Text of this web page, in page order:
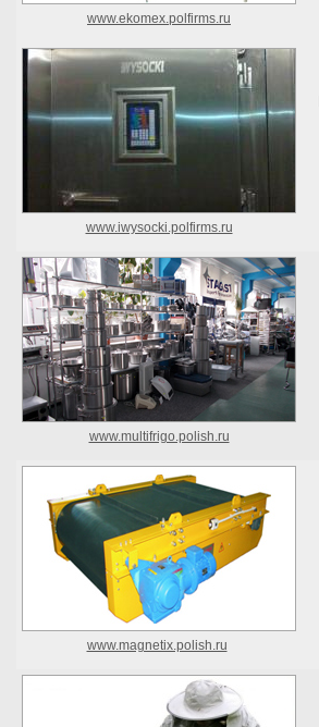
www.ekomex.polfirms.ru
www.iwysocki.polfirms.ru
www.multifrigo.polish.ru
www.magnetix.polish.ru